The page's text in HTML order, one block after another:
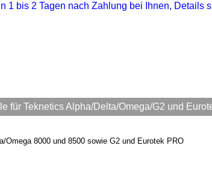
1 bis 2 Tagen nach Zahlung bei Ihnen, Details
für Teknetics Alpha/Delta/Omega/G2 und
8000 und 8500 sowie G2 und Eurotek PRO